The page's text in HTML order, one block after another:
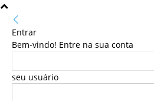
Entrar
Bem-vindo! Entre na sua conta
seu usuário